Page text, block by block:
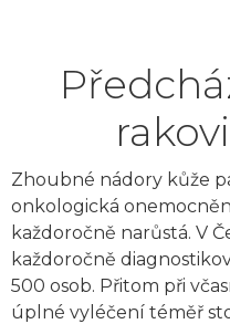
Zhoubné nádory kůže
onkologická
každoročně narůstá. V
každoročně
500 osob. Přitom při
úplné vyléčení téměř